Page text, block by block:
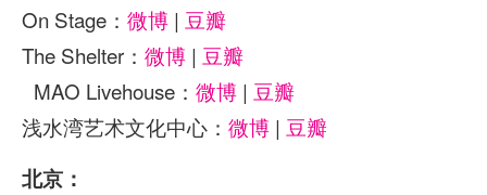
On Stage： 微博 | 豆瓣
The Shelter： 微博 | 豆瓣
MAO Livehouse： 微博 | 豆瓣
浅水湾艺术文化中心： 微博 | 豆瓣
北京：